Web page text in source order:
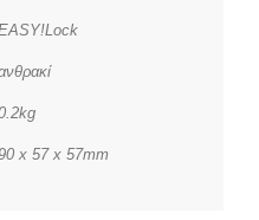
x 57 x 57mm